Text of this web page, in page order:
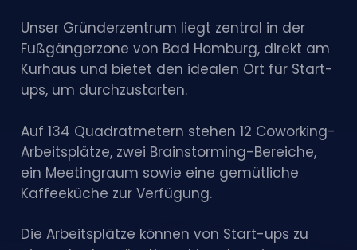
Unser Gründerzentrum liegt zentral in der
Fußgängerzone von Bad Homburg, direkt am
Kurhaus und bietet den idealen Ort für Start-
ups, um durchzustarten.
Auf 134 Quadratmetern stehen 12 Coworking-
Arbeitsplätze, zwei Brainstorming-Bereiche,
ein Meetingraum sowie eine gemütliche
Kaffeeküche zur Verfügung.
Die Arbeitsplätze können von Start-ups zu